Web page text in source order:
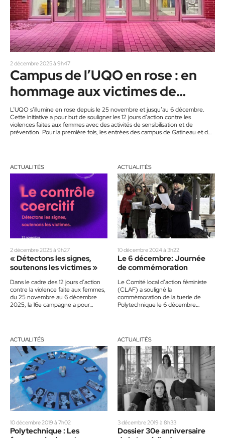
2 décembre 2025 à 9h47
Campus de l’UQO en rose : en
hommage aux victimes de
Polytechnique
L’UQO s’illumine en rose depuis le 25 novembre et jusqu’au 6 décembre.
Cette initiative a pour but de souligner les 12 jours d’action contre les
violences faites aux femmes avec des activités de sensibilisation et de
prévention. Pour la première fois, les entrées des campus de Gatineau et de
ACTUALITÉS
2 décembre 2025 à 9h27
« Détectons les signes,
soutenons les victimes »
Dans le cadre des 12 jours d’action
contre la violence faite aux femmes,
du 25 novembre au 6 décembre
2025, la 16e campagne a pour…
ACTUALITÉS
10 décembre 2024 à 3h22
Le 6 décembre: Journée
de commémoration
Le Comité local d’action féministe
(CLAF) a souligné la
commémoration de la tuerie de
Polytechnique le 6 décembre
ACTUALITÉS
10 décembre 2019 à 7h02
Polytechnique : Les
ACTUALITÉS
3 décembre 2019 à 8h33
Dossier 30e anniversaire